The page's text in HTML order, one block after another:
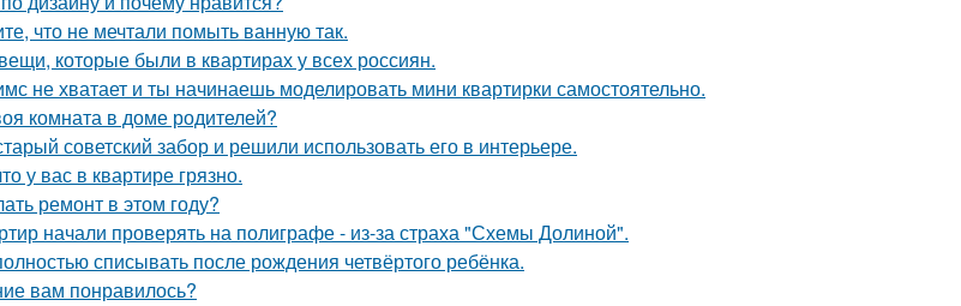
что не мечтали помыть ванную так.
которые были в квартирах у всех россиян.
не хватает и ты начинаешь моделировать мини квартирки самостоятельно.
комната в доме родителей?
советский забор и решили использовать его в интерьере.
у вас в квартире грязно.
ремонт в этом году?
начали проверять на полиграфе - из-за страха "Схемы Долиной".
списывать после рождения четвёртого ребёнка.
вам понравилось?